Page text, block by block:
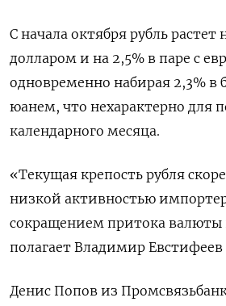
С начала октября рубль растет
долларом и на 2,5% в паре с
одновременно набирая 2,3% в
юанем, что нехарактерно для
календарного месяца.
«Текущая крепость рубля
низкой активностью
сокращением притока валюты
полагает Владимир Евстифеев
Денис Попов из